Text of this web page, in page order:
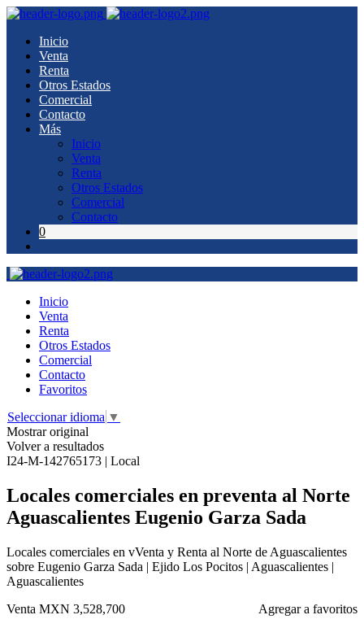
Inicio
Venta
Renta
Otros Estados
Comercial
Contacto
Más
Inicio
Venta
Renta
Otros Estados
Comercial
Contacto
0
Inicio
Venta
Renta
Otros Estados
Comercial
Contacto
Favoritos
Seleccionar idioma ▼
Mostrar original
Volver a resultados
I24-M-142765173 | Local
Locales comerciales en preventa al Norte
Aguascalientes Eugenio Garza Sada
Locales comerciales en vVenta y Renta al Norte de Aguascalientes
sobre Eugenio Garza Sada | Ejido Los Pocitos | Aguascalientes |
Aguascalientes
Agregar a favoritos
Venta MXN 3,528,700